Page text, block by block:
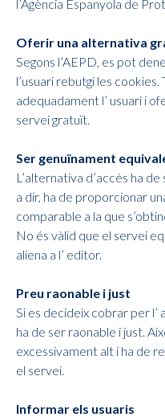
l’Agència Espanyola de
Oferir una alternativa
Segons l’AEPD, es pot
l’usuari rebutgi les cookies.
adequadament l’ usuari i
servei gratuït.
Ser genuïnament
L’alternativa d’accés ha
a dir, ha de proporcionar
comparable a la que
No és vàlid que el servei
aliena a l’ editor.
Preu raonable i just
Si es decideix cobrar per l’
ha de ser raonable i just.
excessivament alt i ha de
el servei.
Informar els usuaris